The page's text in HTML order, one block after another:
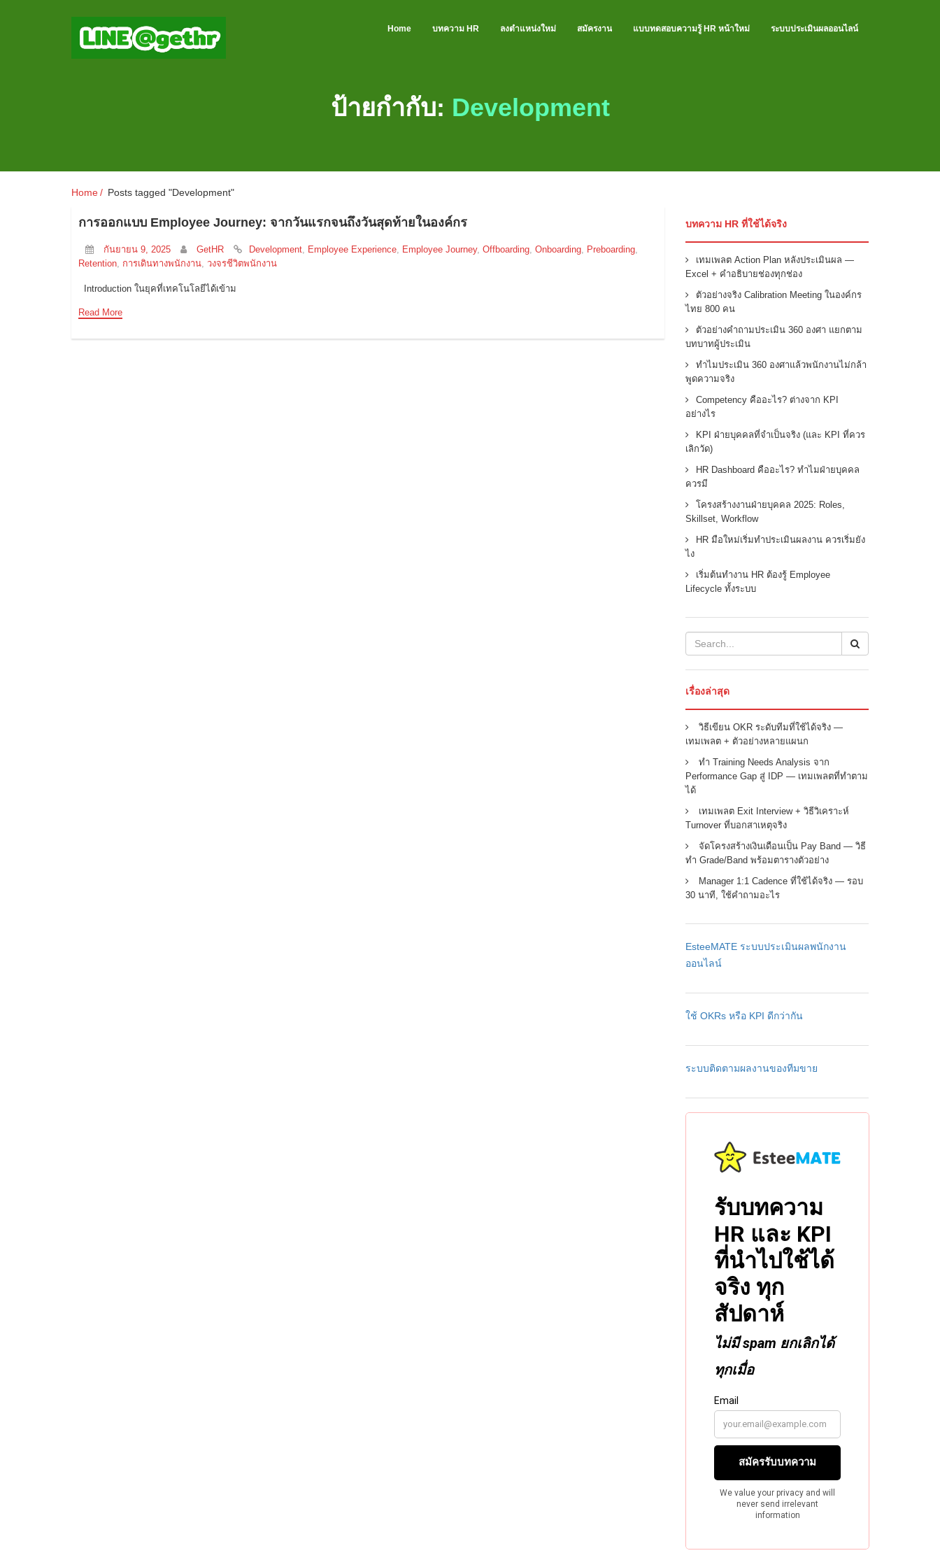
Home บทความ HR ลงตำแหน่งใหม่ สมัครงาน แบบทดสอบความรู้ HR หน้าใหม่ ระบบประเมินผลออนไลน์
ป้ายกำกับ: Development
Home Posts tagged "Development"
การออกแบบ Employee Journey: จากวันแรกจนถึงวันสุดท้ายในองค์กร
กันยายน 9, 2025 GetHR Development Employee Experience Employee Journey, Offboarding Onboarding Preboarding
Retention การเดินทางพนักงาน วงจรชีวิตพนักงาน
Introduction ในยุคที่เทคโนโลยีได้เข้าม
Read More
บทความ HR ที่ใช้ได้จริง
เทมเพลต Action Plan หลังประเมินผล —
Excel + คำอธิบายช่องทุกช่อง
ตัวอย่างจริง Calibration Meeting ในองค์กร
ไทย 800 คน
ตัวอย่างคำถามประเมิน 360 องศา แยกตาม
บทบาทผู้ประเมิน
ทำไมประเมิน 360 องศาแล้วพนักงานไม่กล้า
พูดความจริง
Competency คืออะไร? ต่างจาก KPI
อย่างไร
KPI ฝ่ายบุคคลที่จำเป็นจริง (และ KPI ที่ควร
เลิกวัด)
HR Dashboard คืออะไร? ทำไมฝ่ายบุคคล
ควรมี
โครงสร้างงานฝ่ายบุคคล 2025: Roles,
Skillset, Workflow
HR มือใหม่เริ่มทำประเมินผลงาน ควรเริ่มยัง
ไง
เริ่มต้นทำงาน HR ต้องรู้ Employee
Lifecycle ทั้งระบบ
เรื่องล่าสุด
วิธีเขียน OKR ระดับทีมที่ใช้ได้จริง —
เทมเพลต + ตัวอย่างหลายแผนก
ทำ Training Needs Analysis จาก
Performance Gap สู่ IDP — เทมเพลตที่ทำตาม
ได้
เทมเพลต Exit Interview + วิธีวิเคราะห์
Turnover ที่บอกสาเหตุจริง
จัดโครงสร้างเงินเดือนเป็น Pay Band — วิธี
ทำ Grade/Band พร้อมตารางตัวอย่าง
Manager 1:1 Cadence ที่ใช้ได้จริง — รอบ
30 นาที, ใช้คำถามอะไร
EsteeMATE ระบบประเมินผลพนักงาน
ออนไลน์
ใช้ OKRs หรือ KPI ดีกว่ากัน
ระบบติดตามผลงานของทีมขาย